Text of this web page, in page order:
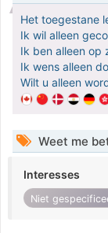
Het toegestane
Ik wil alleen
Ik ben alleen op
Ik wens alleen
Wilt u alleen
Weet me
Interesses
Niet